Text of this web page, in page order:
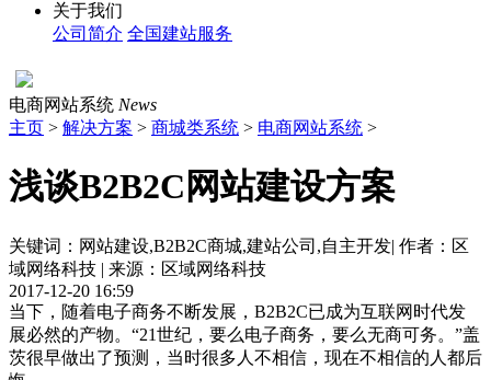
关于我们
公司简介 全国建站服务
电商网站系统 News
主页 > 解决方案 > 商城类系统 > 电商网站系统 >
浅谈B2B2C网站建设方案
关键词：网站建设,B2B2C商城,建站公司,自主开发| 作者：区
域网络科技 | 来源：区域网络科技
2017-12-20 16:59
当下，随着电子商务不断发展，B2B2C已成为互联网时代发
展必然的产物。“21世纪，要么电子商务，要么无商可务。”盖
茨很早做出了预测，当时很多人不相信，现在不相信的人都后